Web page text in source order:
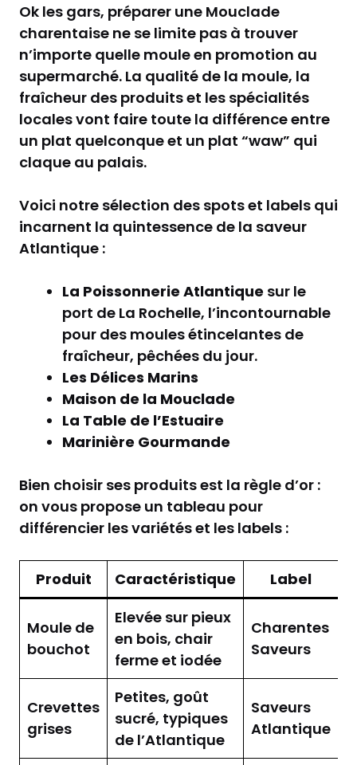
Ok les gars, préparer une Mouclade
charentaise ne se limite pas à trouver
n’importe quelle moule en promotion au
supermarché. La qualité de la moule, la
fraîcheur des produits et les spécialités
locales vont faire toute la différence entre
un plat quelconque et un plat “waw” qui
claque au palais.
Voici notre sélection des spots et labels qui
incarnent la quintessence de la saveur
Atlantique :
La Poissonnerie Atlantique sur le
port de La Rochelle, l’incontournable
pour des moules étincelantes de
fraîcheur, pêchées du jour.
Les Délices Marins
Maison de la Mouclade
La Table de l’Estuaire
Marinière Gourmande
Bien choisir ses produits est la règle d’or :
on vous propose un tableau pour
différencier les variétés et les labels :
Produit Caractéristique Label
Moule de
bouchot
Elevée sur pieux
en bois, chair
ferme et iodée
Charentes
Saveurs
Crevettes
grises
Petites, goût
sucré, typiques
de l’Atlantique
Saveurs
Atlantique